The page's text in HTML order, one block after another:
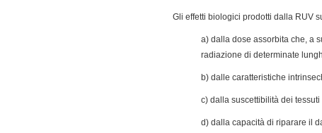
Gli effetti biologici prodotti dalla RUV
a) dalla dose assorbita che, a
radiazione di determinate
b) dalle caratteristiche
c) dalla suscettibilità dei
d) dalla capacità di riparare il